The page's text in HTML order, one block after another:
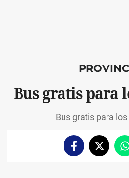
Bus gratis para
Bus gratis para
FacebookTwitter